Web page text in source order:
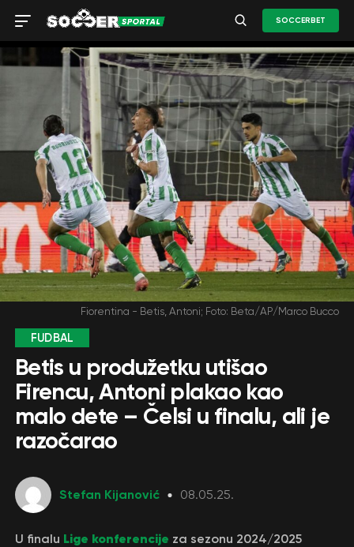
SOCCERBET
Fiorentina - Betis, Antoni; Foto: Beta/AP/Marco Bucco
FUDBAL
Betis u produžetku utišao
Firencu, Antoni plakao kao
malo dete – Čelsi u finalu, ali je
razočarao
Stefan Kijanović 08.05.25.
U finalu Lige konferencije za sezonu 2024/2025